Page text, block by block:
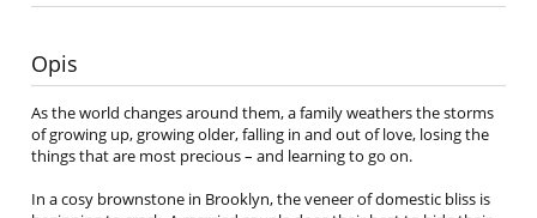
Opis
As the world changes around them, a family weathers the storms
of growing up, growing older, falling in and out of love, losing the
things that are most precious – and learning to go on.
In a cosy brownstone in Brooklyn, the veneer of domestic bliss is